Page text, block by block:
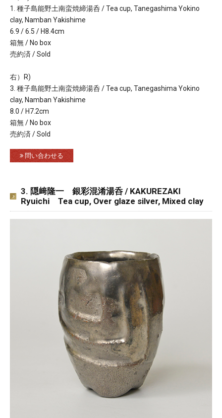
1. 種子島能野土南蛮焼締湯呑 / Tea cup, Tanegashima Yokino
clay, Namban Yakishime
6.9 / 6.5 / H8.4cm
箱無 / No box
売約済 / Sold
右）R)
3. 種子島能野土南蛮焼締湯呑 / Tea cup, Tanegashima Yokino
clay, Namban Yakishime
8.0 / H7.2cm
箱無 / No box
売約済 / Sold
問い合わせる
3. 隠﨑隆一 銀彩混淆湯呑 / KAKUREZAKI
Ryuichi Tea cup, Over glaze silver, Mixed clay